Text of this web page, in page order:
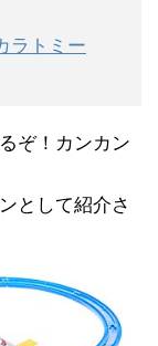
ラトミー
ぞ！カンカン
として紹介さ